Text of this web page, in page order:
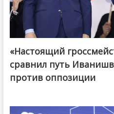
@ქართული ოცნება / Georgian
«Настоящий
сравнил путь
против оппозиции